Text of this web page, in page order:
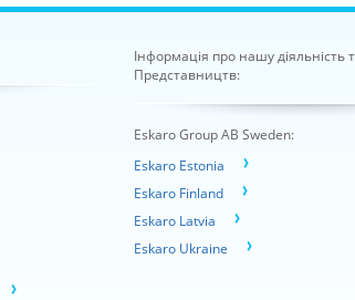
Інформація про нашу
Представництв:
Eskaro Group AB Sweden:
Eskaro Estonia
Eskaro Finland
Eskaro Latvia
Eskaro Ukraine